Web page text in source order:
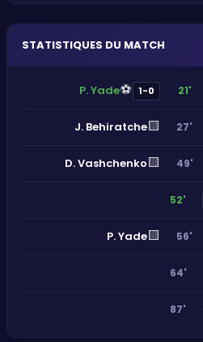
STATISTIQUES DU MATCH
P. Yade⚽ 1-0 21'
J. Behiratche🟨 27'
D. Vashchenko🟨 49'
52'
P. Yade🟨 56'
64'
87'